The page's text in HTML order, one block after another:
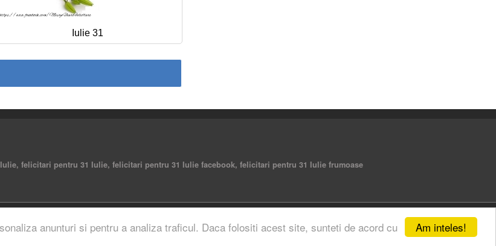
Am inteles!
anunturi si pentru a analiza traficul. Daca folositi acest site, sunteti de acord cu
Iulie 31
felicitari pentru 31 Iulie, felicitari pentru 31 Iulie facebook, felicitari pentru 31 Iulie frumoase